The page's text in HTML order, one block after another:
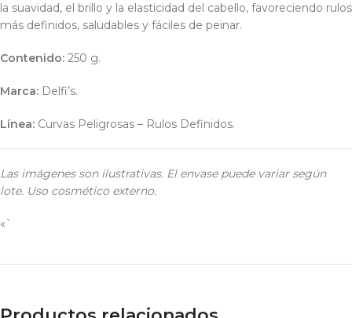
la suavidad, el brillo y la elasticidad del cabello, favoreciendo rulos
más definidos, saludables y fáciles de peinar.
Contenido: 250 g.
Marca: Delfi’s.
Línea: Curvas Peligrosas – Rulos Definidos.
Las imágenes son ilustrativas. El envase puede variar según
lote. Uso cosmético externo.
«`